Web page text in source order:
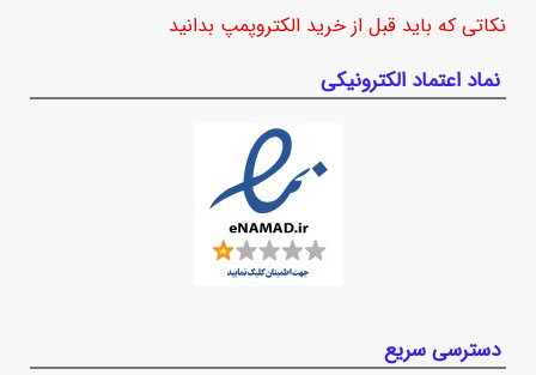
نکاتی که باید قبل از خرید الکتروپمپ بدانید
نماد اعتماد الکترونیکی
دسترسی سریع